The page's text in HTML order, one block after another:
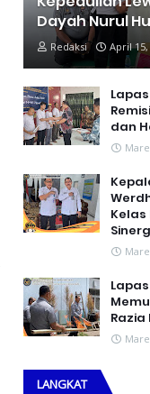
Dayah Nurul
Redaksi April 15,
dan
Kelas
Razia
LANGKAT